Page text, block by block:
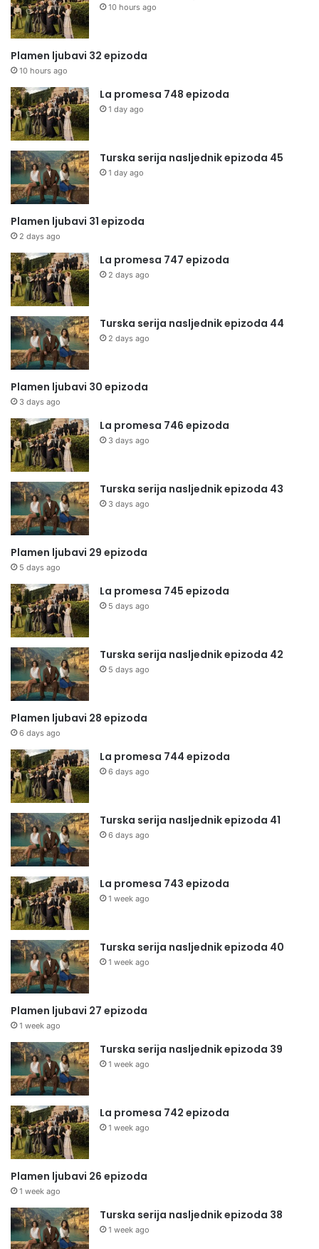
10 hours ago
Plamen ljubavi 32 epizoda
10 hours ago
La promesa 748 epizoda
1 day ago
Turska serija nasljednik epizoda 45
1 day ago
Plamen ljubavi 31 epizoda
2 days ago
La promesa 747 epizoda
2 days ago
Turska serija nasljednik epizoda 44
2 days ago
Plamen ljubavi 30 epizoda
3 days ago
La promesa 746 epizoda
3 days ago
Turska serija nasljednik epizoda 43
3 days ago
Plamen ljubavi 29 epizoda
5 days ago
La promesa 745 epizoda
5 days ago
Turska serija nasljednik epizoda 42
5 days ago
Plamen ljubavi 28 epizoda
6 days ago
La promesa 744 epizoda
6 days ago
Turska serija nasljednik epizoda 41
6 days ago
La promesa 743 epizoda
1 week ago
Turska serija nasljednik epizoda 40
1 week ago
Plamen ljubavi 27 epizoda
1 week ago
Turska serija nasljednik epizoda 39
1 week ago
La promesa 742 epizoda
1 week ago
Plamen ljubavi 26 epizoda
1 week ago
Turska serija nasljednik epizoda 38
1 week ago